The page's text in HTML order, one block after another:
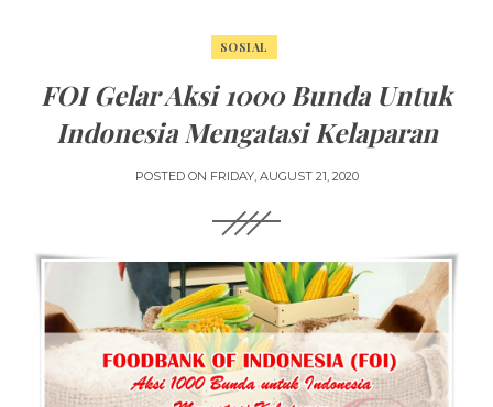
SOSIAL
FOI Gelar Aksi 1000 Bunda Untuk
Indonesia Mengatasi Kelaparan
POSTED ON FRIDAY, AUGUST 21, 2020